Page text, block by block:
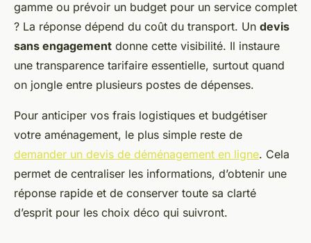
gamme ou prévoir un budget pour un service complet
? La réponse dépend du coût du transport. Un devis
sans engagement donne cette visibilité. Il instaure
une transparence tarifaire essentielle, surtout quand
on jongle entre plusieurs postes de dépenses.
Pour anticiper vos frais logistiques et budgétiser
votre aménagement, le plus simple reste de
demander un devis de déménagement en ligne. Cela
permet de centraliser les informations, d’obtenir une
réponse rapide et de conserver toute sa clarté
d’esprit pour les choix déco qui suivront.